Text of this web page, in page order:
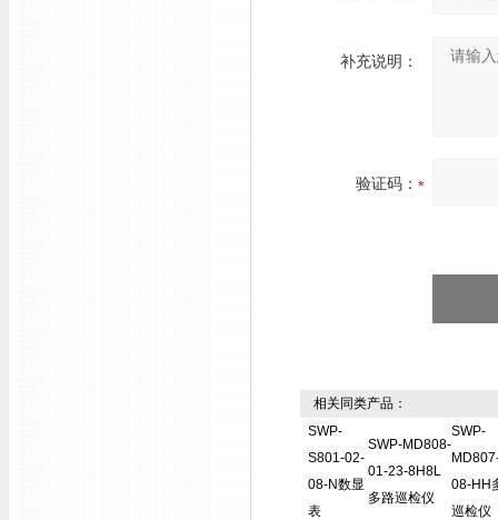
补充说明：
验证码：
相关同类产品：
SWP-
S801-02-
08-N数显
表
SWP-MD808-
01-23-8H8L
多路巡检仪
SWP-
08-HH
巡检仪